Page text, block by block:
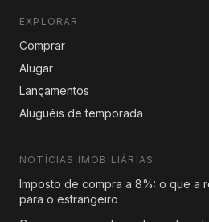
EXPLORAR
Comprar
Alugar
Lançamentos
Aluguéis de temporada
NOTÍCIAS IMOBILIÁRIAS
Imposto de compra a 8%: o que a
para o estrangeiro